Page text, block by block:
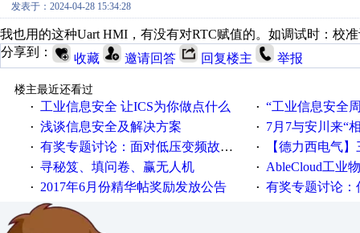
发表于：2024-04-28 15:34:28
我也用的这种Uart HMI，有没有对RTC赋值的。如调试时：校
分享到：
收藏 邀请回答 回复楼主 举报
楼主最近还看过
·
工业信息安全 让ICS为你做点什么 · “工业信息安全周之我见”
· 浅谈信息安全及解决方案 · 7月7与安川来“
· 有奖专题讨论：面对低压变频故障，老手是这样解决的！ · 【德力西电气】三
· 寻秘笈、填问卷、赢无人机 · AbleCloud工业物联
· 2017年6月份精华帖奖励发放公告 · 有奖专题讨论：伺服选择